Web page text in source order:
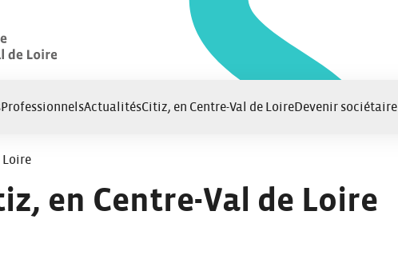
ProfessionnelsActualitésCitiz, en Centre-Val de LoireDevenir sociétaire
Loire
en Centre-Val de Loire